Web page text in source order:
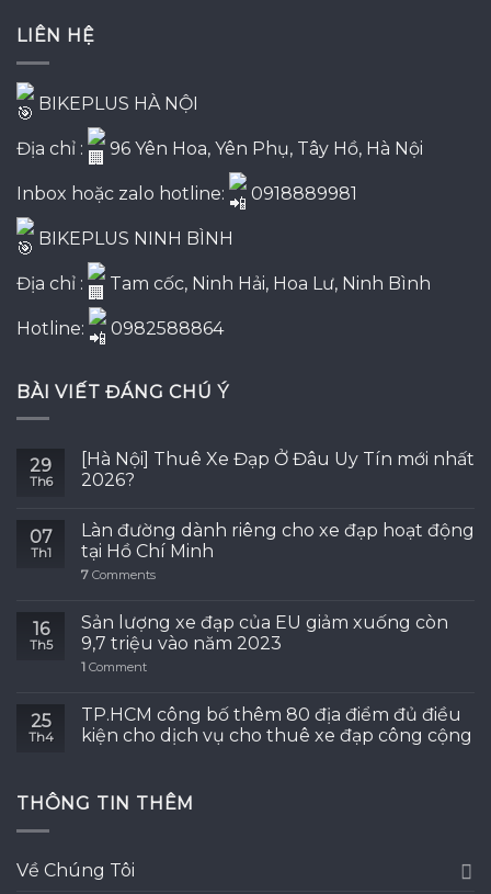
LIÊN HỆ
BIKEPLUS HÀ NỘI
Địa chỉ : 96 Yên Hoa, Yên Phụ, Tây Hồ, Hà Nội
Inbox hoặc zalo hotline: 0918889981
BIKEPLUS NINH BÌNH
Địa chỉ : Tam cốc, Ninh Hải, Hoa Lư, Ninh Bình
Hotline: 0982588864
BÀI VIẾT ĐÁNG CHÚ Ý
29
Th6
[Hà Nội] Thuê Xe Đạp Ở Đâu Uy Tín mới nhất
2026?
07
Th1
Làn đường dành riêng cho xe đạp hoạt động
tại Hồ Chí Minh
7 Comments
16
Th5
Sản lượng xe đạp của EU giảm xuống còn
9,7 triệu vào năm 2023
1 Comment
25
Th4
TP.HCM công bố thêm 80 địa điểm đủ điều
kiện cho dịch vụ cho thuê xe đạp công cộng
THÔNG TIN THÊM
Về Chúng Tôi